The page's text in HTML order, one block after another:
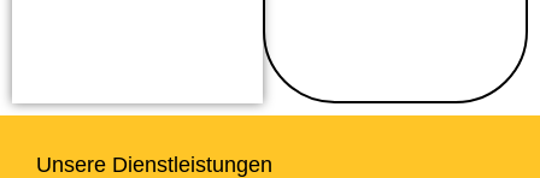
Unsere Dienstleistungen